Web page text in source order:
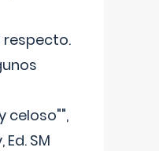
celoso"",
SM